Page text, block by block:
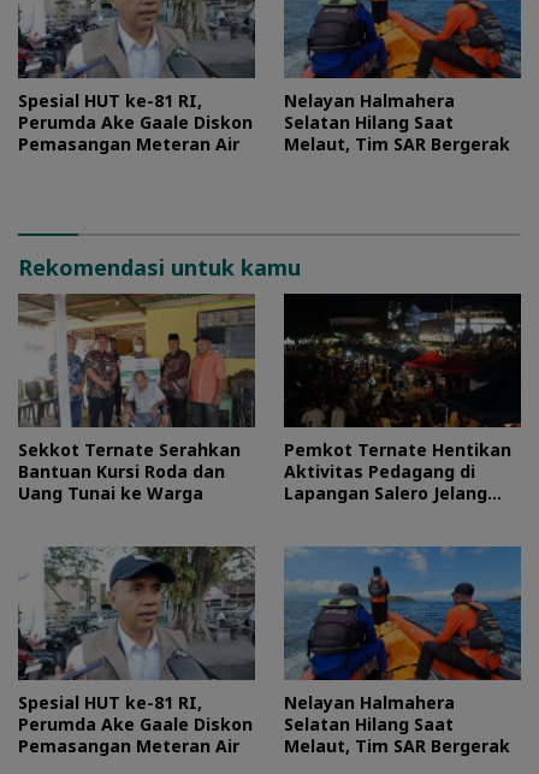
Spesial HUT ke-81 RI,
Perumda Ake Gaale Diskon
Pemasangan Meteran Air
Nelayan Halmahera
Selatan Hilang Saat
Melaut, Tim SAR Bergerak
Rekomendasi untuk kamu
Sekkot Ternate Serahkan
Bantuan Kursi Roda dan
Uang Tunai ke Warga
Pemkot Ternate Hentikan
Aktivitas Pedagang di
Lapangan Salero Jelang
Spesial HUT ke-81 RI,
Perumda Ake Gaale Diskon
Pemasangan Meteran Air
Nelayan Halmahera
Selatan Hilang Saat
Melaut, Tim SAR Bergerak